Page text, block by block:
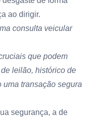
ao dirigir.
consulta veicular
que podem
leilão, histórico de
uma transação segura
segurança, a de